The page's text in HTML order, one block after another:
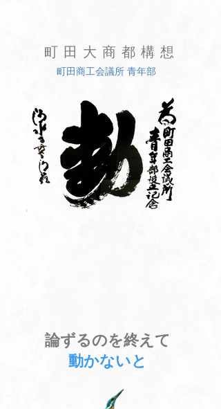
町田大商都構想
町田商工会議所 青年部
論ずるのを終えて
動かないと